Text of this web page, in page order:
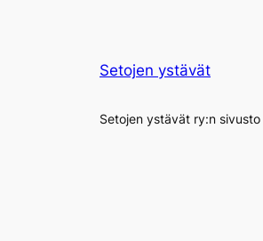
Setojen ystävät
Setojen ystävät ry:n sivusto